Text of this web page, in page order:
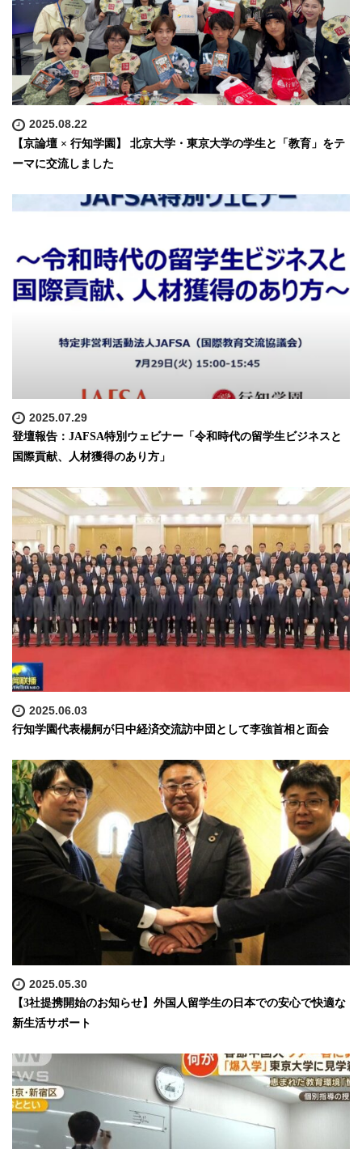
2025.08.22
【京論壇 × 行知学園】 北京大学・東京大学の学生と「教育」をテ
ーマに交流しました
2025.07.29
登壇報告：JAFSA特別ウェビナー「令和時代の留学生ビジネスと
国際貢献、人材獲得のあり方」
2025.06.03
行知学園代表楊舸が日中経済交流訪中団として李強首相と面会
2025.05.30
【3社提携開始のお知らせ】外国人留学生の日本での安心で快適な
新生活サポート